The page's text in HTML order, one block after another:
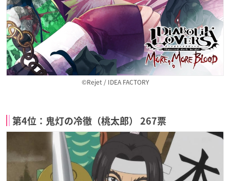
©Rejet / IDEA FACTORY
第4位：鬼灯の冷徹（桃太郎） 267票